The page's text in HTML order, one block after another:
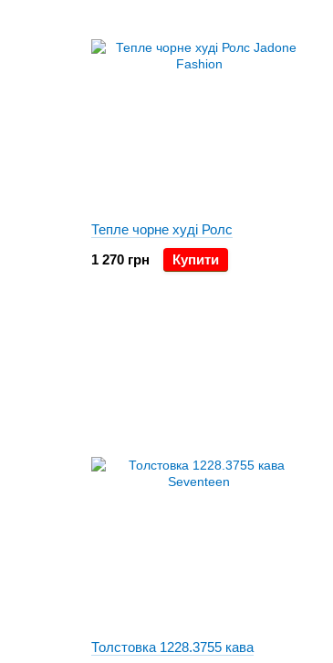
Тепле чорне худі Ролс
1 270 грн
Купити
Толстовка 1228.3755 кава